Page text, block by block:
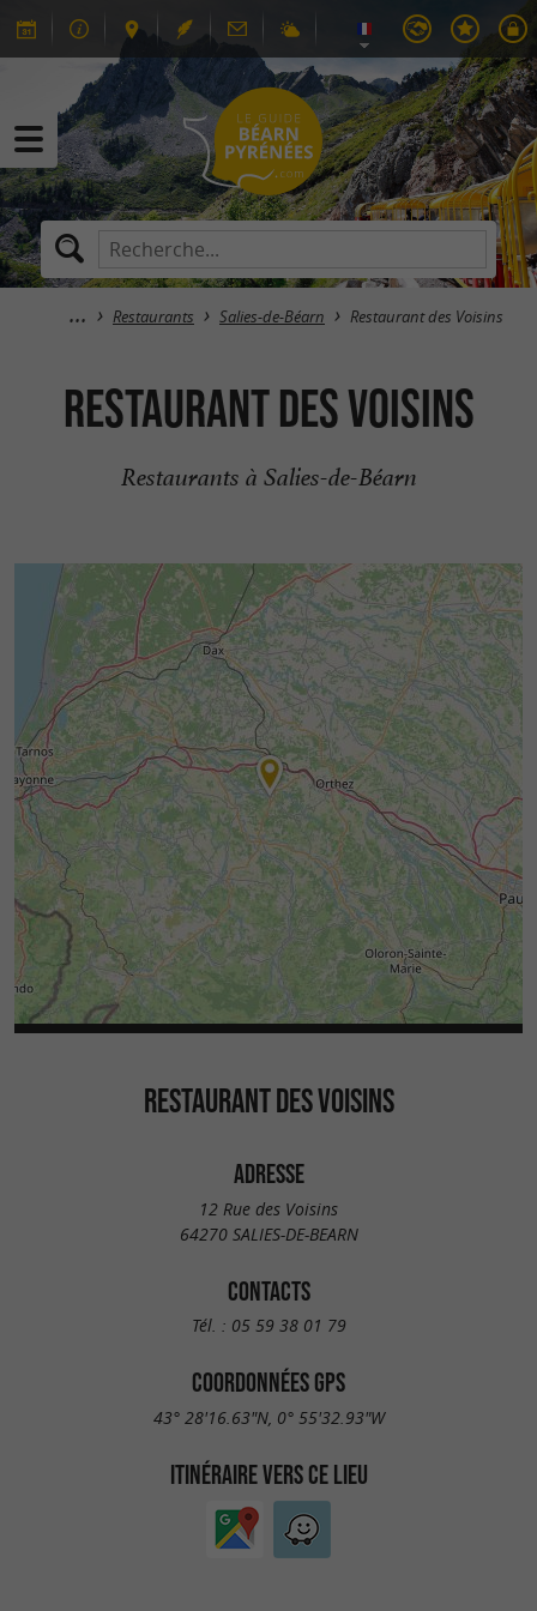
Restaurants Salies-de-Béarn Restaurant des Voisins
Restaurant des Voisins
Restaurants à Salies-de-Béarn
RESTAURANT DES VOISINS
ADRESSE
12 Rue des Voisins
64270 SALIES-DE-BEARN
CONTACTS
Tél. : 05 59 38 01 79
COORDONNÉES GPS
43° 28'16.63"N, 0° 55'32.93"W
ITINÉRAIRE VERS CE LIEU